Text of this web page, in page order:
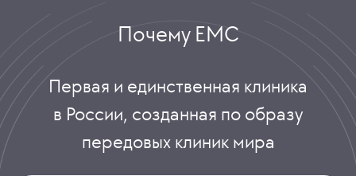
Почему ЕМС
Первая и единственная клиника
в России, созданная по образу
передовых клиник мира